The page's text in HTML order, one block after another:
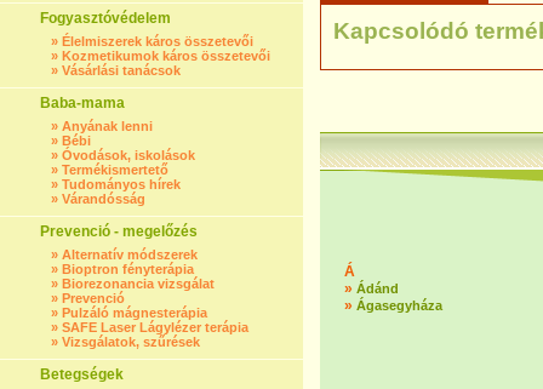
Fogyasztóvédelem
» Élelmiszerek káros összetevői
» Kozmetikumok káros összetevői
» Vásárlási tanácsok
Baba-mama
» Anyának lenni
» Bébi
» Óvodások, iskolások
» Termékismertető
» Tudományos hírek
» Várandósság
Prevenció - megelőzés
» Alternatív módszerek
» Bioptron fényterápia
» Biorezonancia vizsgálat
» Prevenció
» Pulzáló mágnesterápia
» SAFE Laser Lágylézer terápia
» Vizsgálatok, szűrések
Betegségek
Kapcsolódó
Á
» Ádánd
» Ágasegyháza